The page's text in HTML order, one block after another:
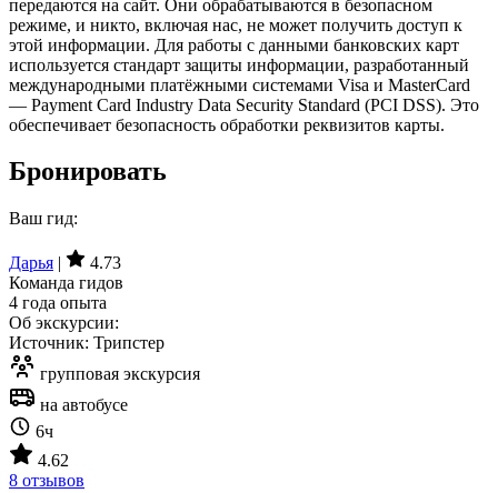
передаются на сайт. Они обрабатываются в безопасном
режиме, и никто, включая нас, не может получить доступ к
этой информации. Для работы с данными банковских карт
используется стандарт защиты информации, разработанный
международными платёжными системами Visa и MasterCard
— Payment Card Industry Data Security Standard (PCI DSS). Это
обеспечивает безопасность обработки реквизитов карты.
Бронировать
Ваш гид:
Дарья |
4.73
Команда гидов
4 года опыта
Об экскурсии:
Источник: Трипстер
групповая экскурсия
на автобусе
6ч
4.62
8 отзывов